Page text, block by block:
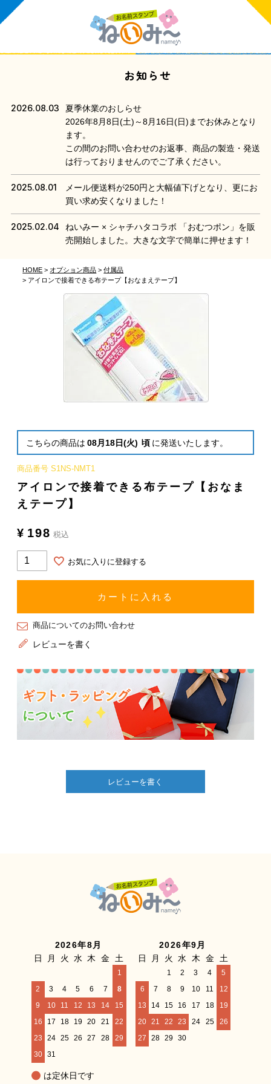
お知らせ
2026.08.03
夏季休業のおしらせ
2026年8月8日(土)～8月16日(日)までお休みとなり
ます。
この間のお問い合わせのお返事、商品の製造・発送
は行っておりませんのでご了承ください。
2025.08.01
メール便送料が250円と大幅値下げとなり、更にお
買い求め安くなりました！
2025.02.04
ねいみー × シャチハタコラボ 「おむつポン」を販
売開始しました。大きな文字で簡単に押せます！
HOME オプション商品
付属品
アイロンで接着できる布テープ【おなまえテープ】
こちらの商品は 08月18日(火) 頃 に発送いたします。
商品番号 S1NS-NMT1
アイロンで接着できる布テープ【おなま
えテープ】
¥ 198 税込
お気に入りに登録する
カートに入れる
商品についてのお問い合わせ
レビューを書く
レビューを書く
2026年8月
日
月 火 水 木 金 土
1
2
3 4 5 6 7
8
9
10 11 12 13 14
15
16
17 18 19 20 21
22
23
24 25 26 27 28
29
30
31
2026年9月
日
月 火 水 木 金 土
1 2 3 4
5
6
7 8 9 10 11
12
13
14 15 16 17 18
19
20 21 22 23 24 25
26
27
28 29 30
は定休日です